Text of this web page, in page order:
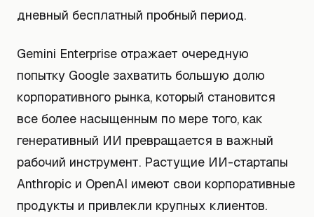
дневный бесплатный пробный период.
Gemini Enterprise отражает очередную
попытку Google захватить большую долю
корпоративного рынка, который становится
все более насыщенным по мере того, как
генеративный ИИ превращается в важный
рабочий инструмент. Растущие ИИ-стартапы
Anthropic и OpenAI имеют свои корпоративные
продукты и привлекли крупных клиентов.